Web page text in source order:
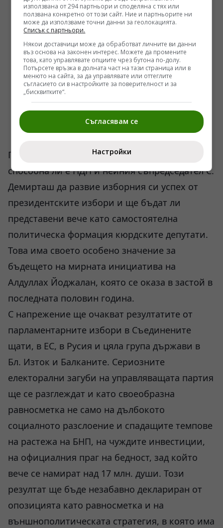
Парламентарните избори трябва да покажат
способна ли е НДП и нейния съпредседател С.
Демирташ да развие изборния си успех от
президентските избори и ще бъдат ли
представени вече като самостоятелна
политическа формация кюрдските депутати.
Това има своето особено значение за
бъдещето на мирната инициатива на
Алдуллах Йоджалан, която се оказа в застой в
последната половин година.
С напрежение ще очакват резултатите от
парламентарните избори в Съединените
щати, в ЕС, в Русия и цяла група държави в
Бл. Изток и Балканите. Сериозните
електорални загуби на управляващата партия
ще се разглеждат и като своеобразна
равносметка не само на дълбокото
социалното разслоение и спадащите темпове
на растежа на БНП, на чуждите инвестиции,
на официалния праг на бедност, зад който
вече се намират над 17 млн. души. Този
резултат ще бъде незабавно деклариран от
опозицията като равносметка и на
външнополитическата стратегия, в която има
използвана от 294 партньори и споделяна с тях или
ползвана конкретно от този сайт. Ние и партньорите ни
може да използваме точни данни за геолокацията.
Списък с партньори.
Някои доставчици може да обработват личните ви данни
въз основа на законен интерес. Можете да промените
това, като управлявате опциите чрез бутона по-долу.
Потърсете връзка в долната част на тази страница или в
менюто на сайта, за да управлявате или оттеглите
съгласието си в настройките за поверителност и за
„бисквитките“.
Съгласявам се
Настройки